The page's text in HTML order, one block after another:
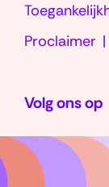
Proclaimer
Volg ons op